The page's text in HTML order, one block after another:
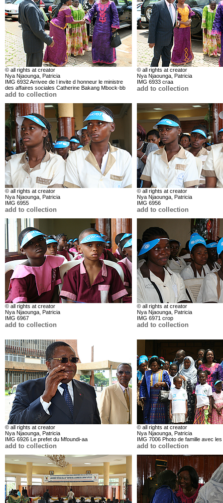
© all rights at creator
Nya Njaounga, Patricia
IMG 6932 Arrivee de l invite d honneur le ministre
des affaires sociales Catherine Bakang Mbock-bb
add to collection
© all rights at creator
Nya Njaounga, Patricia
IMG 6933 craa
add to collection
© all rights at creator
Nya Njaounga, Patricia
IMG 6955
add to collection
© all rights at creator
Nya Njaounga, Patricia
IMG 6956
add to collection
© all rights at creator
Nya Njaounga, Patricia
IMG 6967
add to collection
© all rights at creator
Nya Njaounga, Patricia
IMG 6971 crop
add to collection
© all rights at creator
Nya Njaounga, Patricia
IMG 6926 Le prefet du Mfoundi-aa
add to collection
© all rights at creator
Nya Njaounga, Patricia
IMG 7006 Photo de famille avec
add to collection